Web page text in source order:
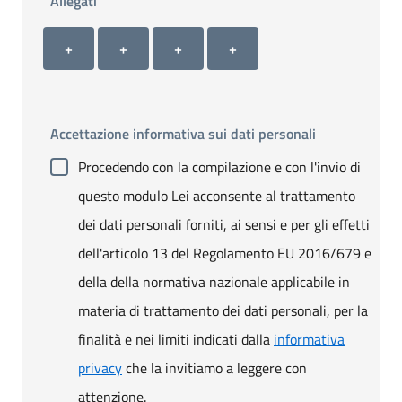
Allegato 1
+
Allegato 2
+
Allegato 3
+
Allegato 4
+
Accettazione informativa sui dati personali
Procedendo con la compilazione e con l'invio di
questo modulo Lei acconsente al trattamento
dei dati personali forniti, ai sensi e per gli effetti
dell'articolo 13 del Regolamento EU 2016/679 e
della della normativa nazionale applicabile in
materia di trattamento dei dati personali, per la
finalità e nei limiti indicati dalla informativa
privacyche la invitiamo a leggere con
attenzione.